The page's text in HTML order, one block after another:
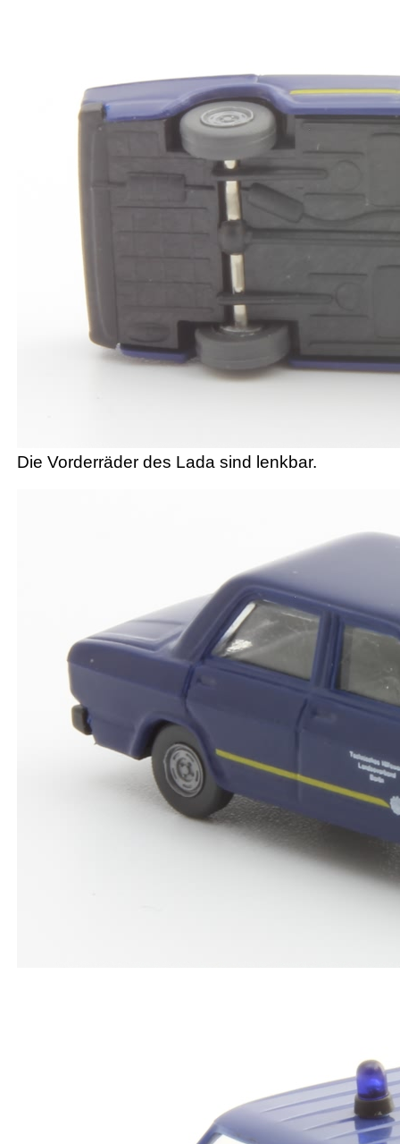
Die Vorderräder des Lada sind lenkbar.